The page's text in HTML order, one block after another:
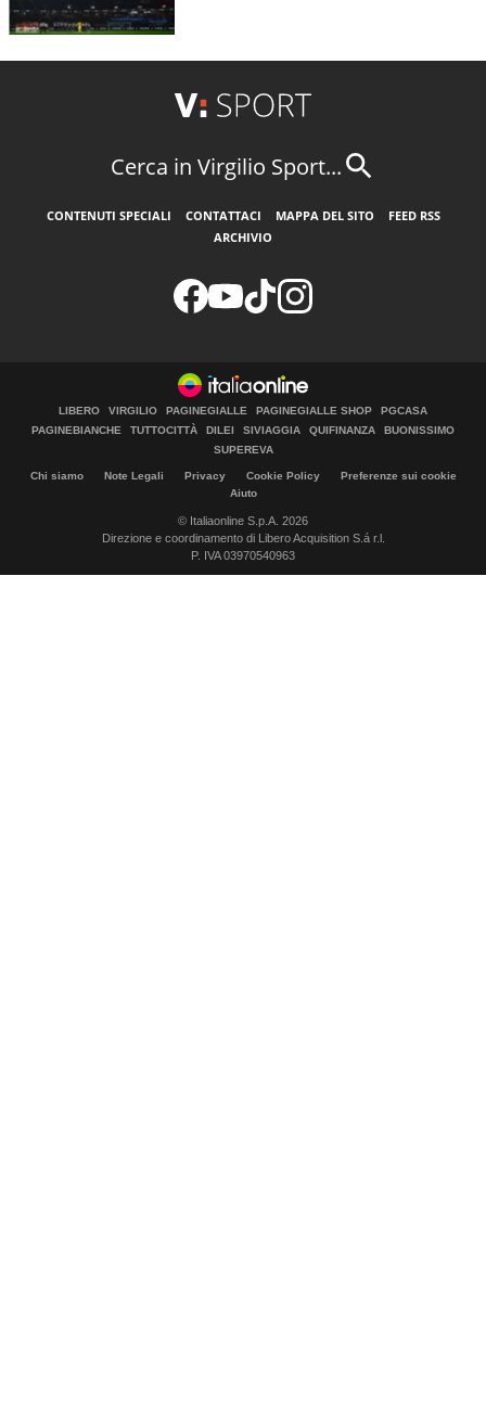
Cerca in Virgilio Sport...
CONTENUTI SPECIALI CONTATTACI MAPPA DEL SITO
FEED RSS
ARCHIVIO
LIBERO VIRGILIO PAGINEGIALLE PAGINEGIALLE SHOP
PGCASA
PAGINEBIANCHE
TUTTOCITTÀ DILEI SIVIAGGIA QUIFINANZA
BUONISSIMO
SUPEREVA
Chi siamo Note Legali Privacy Cookie Policy
Preferenze sui cookie
Aiuto
© Italiaonline S.p.A. 2026
Direzione e coordinamento di Libero Acquisition S.á r.l.
P. IVA 03970540963